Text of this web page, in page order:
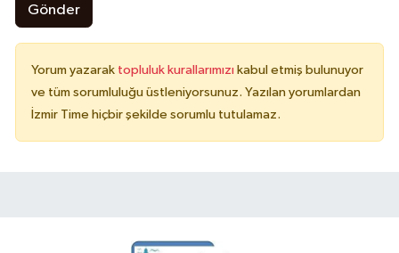
Gönder
Yorum yazarak topluluk kurallarımızı kabul etmiş bulunuyor
ve tüm sorumluluğu üstleniyorsunuz. Yazılan yorumlardan
İzmir Time hiçbir şekilde sorumlu tutulamaz.